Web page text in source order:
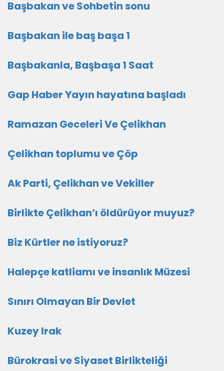
Başbakan ve Sohbetin sonu
Başbakan ile baş başa 1
Başbakanla, Başbaşa 1 Saat
Gap Haber Yayın hayatına başladı
Ramazan Geceleri Ve Çelikhan
Çelikhan toplumu ve Çöp
Ak Parti, Çelikhan ve Vekiller
Birlikte Çelikhan’ı öldürüyor muyuz?
Biz Kürtler ne istiyoruz?
Halepçe katliamı ve insanlık Müzesi
Sınırı Olmayan Bir Devlet
Kuzey Irak
Bürokrasi ve Siyaset Birlikteliği